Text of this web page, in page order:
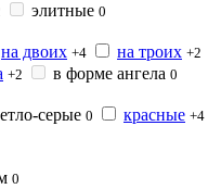
элитные 0
на двоих +4 на троих +2
+2 в форме ангела 0
серые 0 красные +4
0